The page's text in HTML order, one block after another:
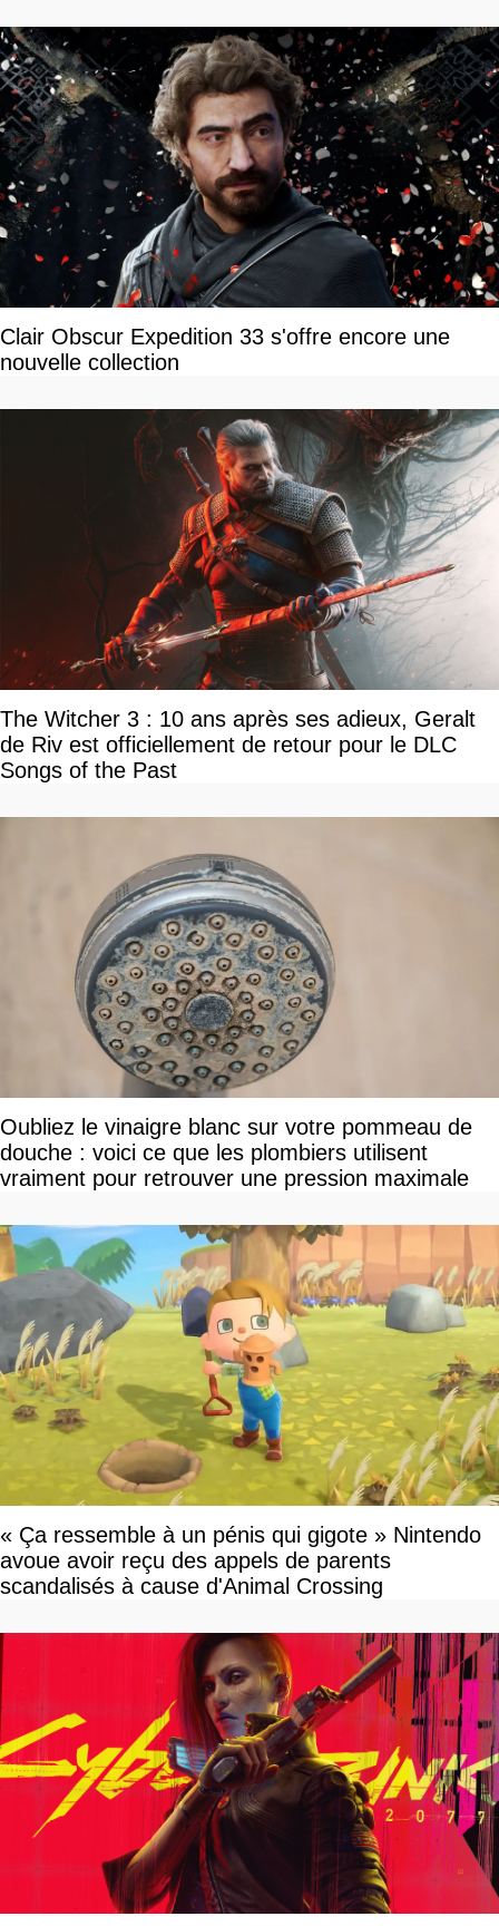
Clair Obscur Expedition 33 s'offre encore une
nouvelle collection
The Witcher 3 : 10 ans après ses adieux, Geralt
de Riv est officiellement de retour pour le DLC
Songs of the Past
Oubliez le vinaigre blanc sur votre pommeau de
douche : voici ce que les plombiers utilisent
vraiment pour retrouver une pression maximale
« Ça ressemble à un pénis qui gigote » Nintendo
avoue avoir reçu des appels de parents
scandalisés à cause d'Animal Crossing